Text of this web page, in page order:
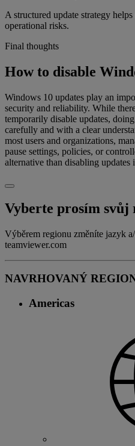
A structured update strategy
operational risks.
Final thoughts
How to disable
Windows 10 updates play an
security and reliability. While
temporarily disable updates,
carefully and with a clear
most users and organizations,
pause settings, policies, or
alternative than disabling updates
Vyberte prosím svůj
Výběrem regionu změníte jazyk
teamviewer.com
NAVRHOVANÝ
Americas